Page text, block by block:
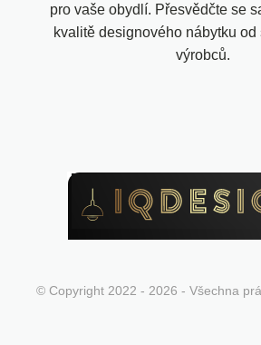
pro vaše obydlí. Přesvědčte se
kvalitě designového nábytku od
výrobců.
© Copyright 2022 - 2026 - Všechna